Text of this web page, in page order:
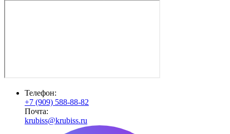
Телефон:
+7 (909) 588-88-82
Почта:
krubiss@krubiss.ru